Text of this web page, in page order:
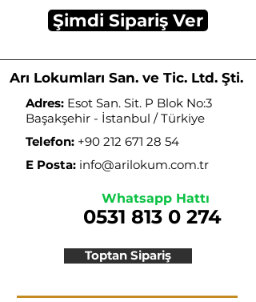
Şimdi Sipariş Ver
Arı Lokumları San. ve Tic. Ltd. Şti.
Adres: Esot San. Sit. P Blok No:3
Başakşehir - İstanbul / Türkiye
Telefon: +90 212 671 28 54
E Posta: info@arilokum.com.tr
Whatsapp Hattı
0531 813 0 274
Toptan Sipariş